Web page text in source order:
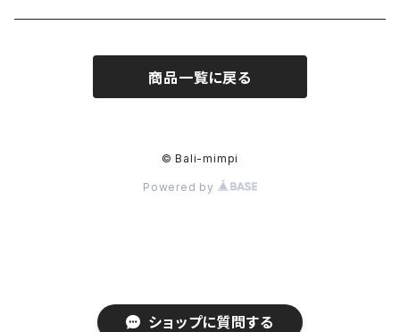
ショップに質問する
商品一覧に戻る
© Bali-mimpi
Powered by